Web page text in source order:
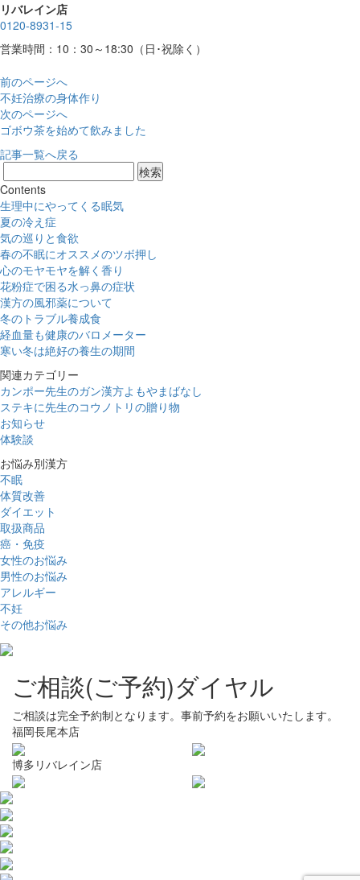
リバレイン店
0120-8931-15
営業時間：10：30～18:30（日･祝除く）
前のページへ
不妊治療の身体作り
次のページへ
ゴボウ茶を始めて飲みました
記事一覧へ戻る
Contents
生理中にやってくる眠気
夏の冷え症
気の巡りと食欲
春の不眠にオススメのツボ押し
心のモヤモヤを解く香り
花粉症で困る水っ鼻の症状
漢方の風邪薬について
冬のトラブル養成食
経血量も健康のバロメーター
寒い冬は絶好の養生の期間
関連カテゴリー
カンポー先生のガン漢方よもやまばなし
ステキに先生のコウノトリの贈り物
お知らせ
体験談
お悩み別漢方
不眠
体質改善
ダイエット
取扱商品
癌・免疫
女性のお悩み
男性のお悩み
アレルギー
不妊
その他お悩み
ご相談(ご予約)ダイヤル
ご相談は完全予約制となります。事前予約をお願いいたします。
福岡長尾本店
博多リバレイン店